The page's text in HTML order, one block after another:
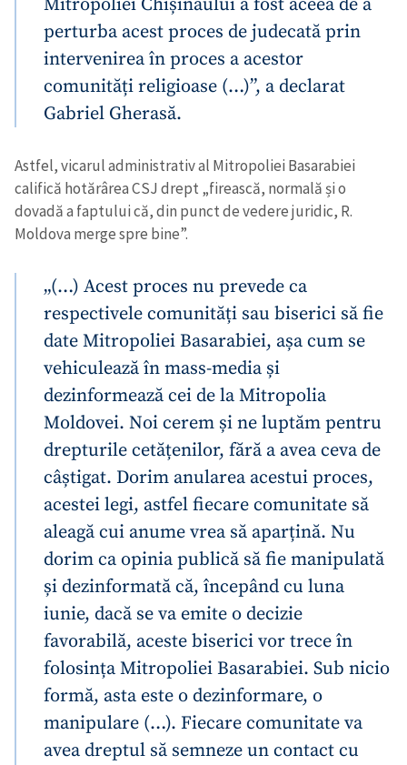
perturba acest proces de judecată prin
intervenirea în proces a acestor
comunități religioase (…)”, a declarat
Gabriel Gherasă.
Astfel, vicarul administrativ al Mitropoliei Basarabiei
califică hotărârea CSJ drept „firească, normală și o
dovadă a faptului că, din punct de vedere juridic, R.
Moldova merge spre bine”.
„(…) Acest proces nu prevede ca
respectivele comunități sau biserici să fie
date Mitropoliei Basarabiei, așa cum se
vehiculează în mass-media și
dezinformează cei de la Mitropolia
Moldovei. Noi cerem și ne luptăm pentru
drepturile cetățenilor, fără a avea ceva de
câștigat. Dorim anularea acestui proces,
acestei legi, astfel fiecare comunitate să
aleagă cui anume vrea să aparțină. Nu
dorim ca opinia publică să fie manipulată
și dezinformată că, începând cu luna
iunie, dacă se va emite o decizie
favorabilă, aceste biserici vor trece în
folosința Mitropoliei Basarabiei. Sub nicio
formă, asta este o dezinformare, o
manipulare (…). Fiecare comunitate va
avea dreptul să semneze un contact cu